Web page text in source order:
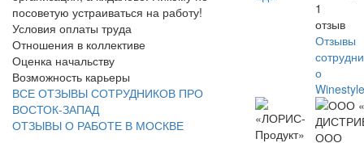
посоветую устраиваться на работу!
Условия оплаты труда
Отношения в коллективе
Оценка начальству
Возможность карьеры
ВСЕ ОТЗЫВЫ СОТРУДНИКОВ ПРО
ВОСТОК-ЗАПАД
ОТЗЫВЫ О РАБОТЕ В МОСКВЕ
1
отзыв
Отзывы
о
ООО